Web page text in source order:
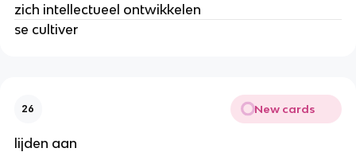
zich intellectueel ontwikkelen
se cultiver
26 New cards
lijden aan